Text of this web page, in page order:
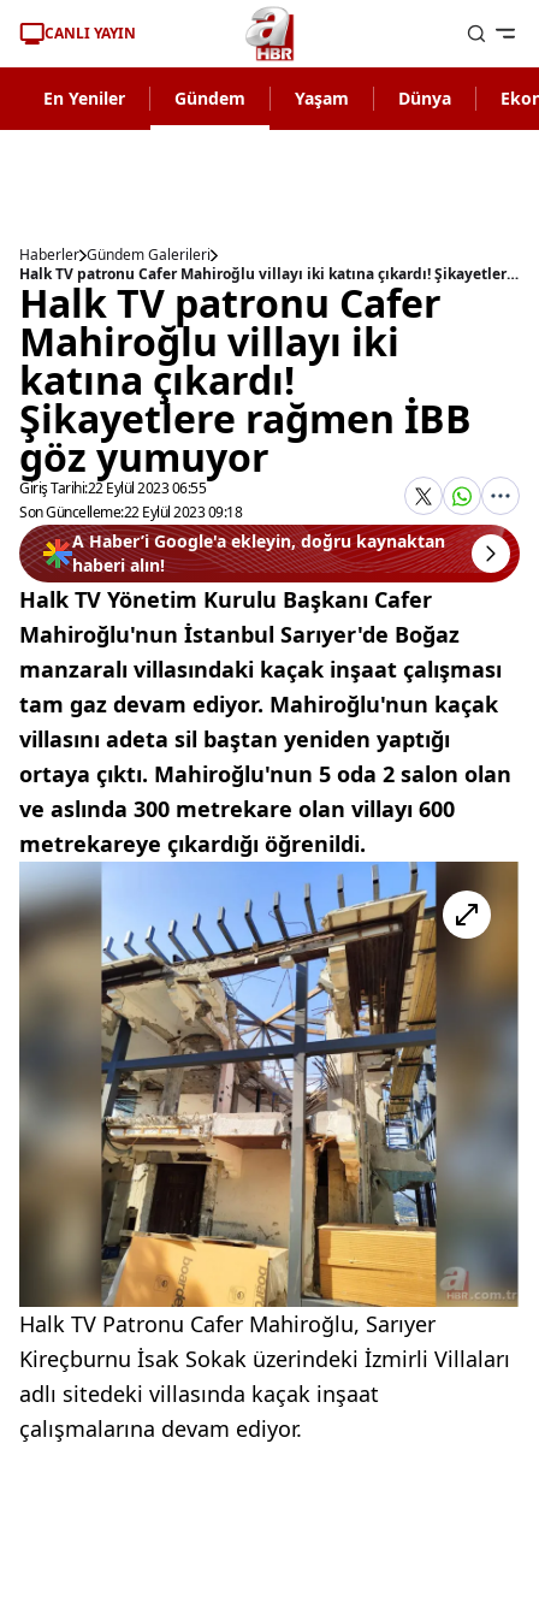
CANLI YAYIN
En Yeniler Gündem Yaşam Dünya
Haberler Gündem Galerileri
Halk TV patronu Cafer Mahiroğlu villayı iki katına çıkardı! Şikayetlere rağmen İBB göz yumuyor
Halk TV patronu Cafer
Mahiroğlu villayı iki
katına çıkardı!
Şikayetlere rağmen İBB
göz yumuyor
Giriş Tarihi:22 Eylül 2023 06:55
Son Güncelleme:22 Eylül 2023 09:18
A Haber’i Google'a ekleyin, doğru kaynaktan
haberi alın!
Halk TV Yönetim Kurulu Başkanı Cafer
Mahiroğlu'nun İstanbul Sarıyer'de Boğaz
manzaralı villasındaki kaçak inşaat çalışması
tam gaz devam ediyor. Mahiroğlu'nun kaçak
villasını adeta sil baştan yeniden yaptığı
ortaya çıktı. Mahiroğlu'nun 5 oda 2 salon olan
ve aslında 300 metrekare olan villayı 600
metrekareye çıkardığı öğrenildi.
Halk TV Patronu Cafer Mahiroğlu, Sarıyer
Kireçburnu İsak Sokak üzerindeki İzmirli Villaları
adlı sitedeki villasında kaçak inşaat
çalışmalarına devam ediyor.